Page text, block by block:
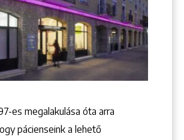
­es megalakulása óta arra
pácienseink a lehető